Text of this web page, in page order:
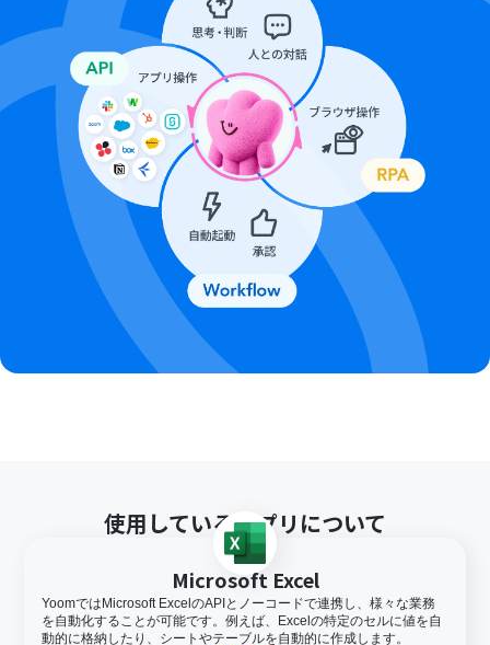
使用しているアプリについて
Microsoft Excel
YoomではMicrosoft ExcelのAPIとノーコードで連携し、様々な業務
を自動化することが可能です。例えば、Excelの特定のセルに値を自
動的に格納したり、シートやテーブルを自動的に作成します。